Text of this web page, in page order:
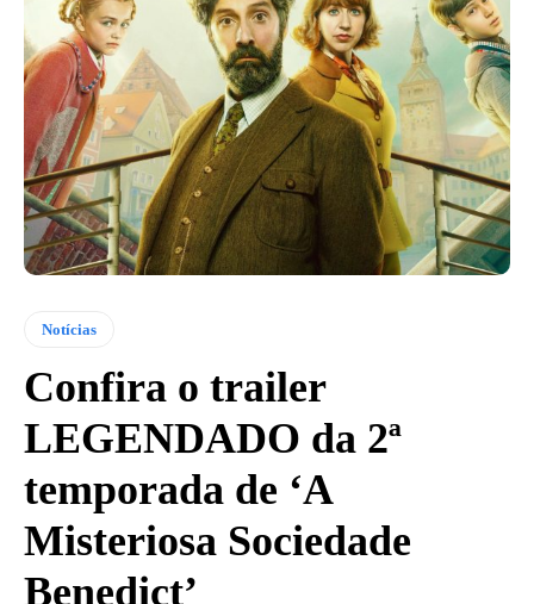
Notícias
Confira o trailer
LEGENDADO da 2ª
temporada de ‘A
Misteriosa Sociedade
Benedict’